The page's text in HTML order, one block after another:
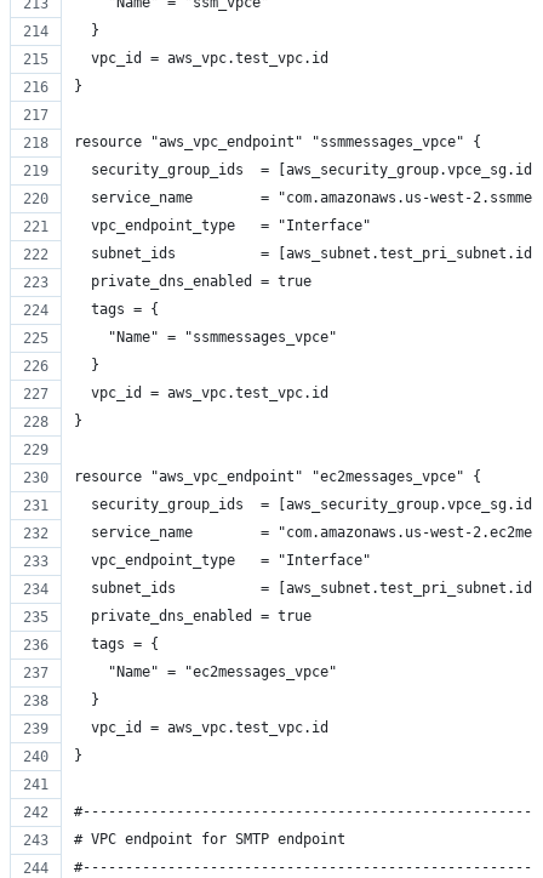
  }
  vpc_id = aws_vpc.test_vpc.id
}
resource "aws_vpc_endpoint" "ssmmessages_vpce" {
  security_group_ids  = [aws_security_group.vpce_sg.id]
service_name        = "com.amazonaws.us-west-
  vpc_endpoint_type   = "Interface"
  subnet_ids          = [aws_subnet.test_pri_subnet.id]
  private_dns_enabled = true
  tags = {
    "Name" = "ssmmessages_vpce"
  }
  vpc_id = aws_vpc.test_vpc.id
}
resource "aws_vpc_endpoint" "ec2messages_vpce" {
  security_group_ids  = [aws_security_group.vpce_sg.id]
service_name        = "com.amazonaws.us-west-
  vpc_endpoint_type   = "Interface"
  subnet_ids          = [aws_subnet.test_pri_subnet.id]
  private_dns_enabled = true
  tags = {
    "Name" = "ec2messages_vpce"
  }
  vpc_id = aws_vpc.test_vpc.id
}
# VPC endpoint for SMTP endpoint